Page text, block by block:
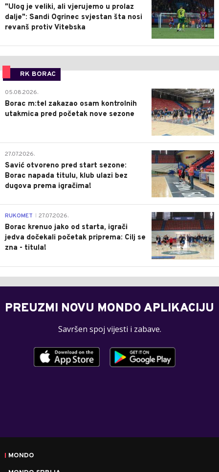
"Ulog je veliki, ali vjerujemo u prolaz
dalje": Sandi Ogrinec svjestan šta nosi
revanš protiv Vitebska
RK BORAC
0
05.08.2026.
Borac m:tel zakazao osam kontrolnih
utakmica pred početak nove sezone
0
27.07.2026.
Savić otvoreno pred start sezone:
Borac napada titulu, klub ulazi bez
dugova prema igračima!
0
RUKOMET 27.07.2026.
Borac krenuo jako od starta, igrači
jedva dočekali početak priprema: Cilj se
zna - titula!
PREUZMI NOVU MONDO APLIKACIJU
Savršen spoj vijesti i zabave.
MONDO